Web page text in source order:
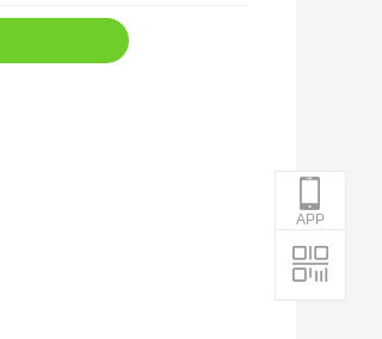
APP